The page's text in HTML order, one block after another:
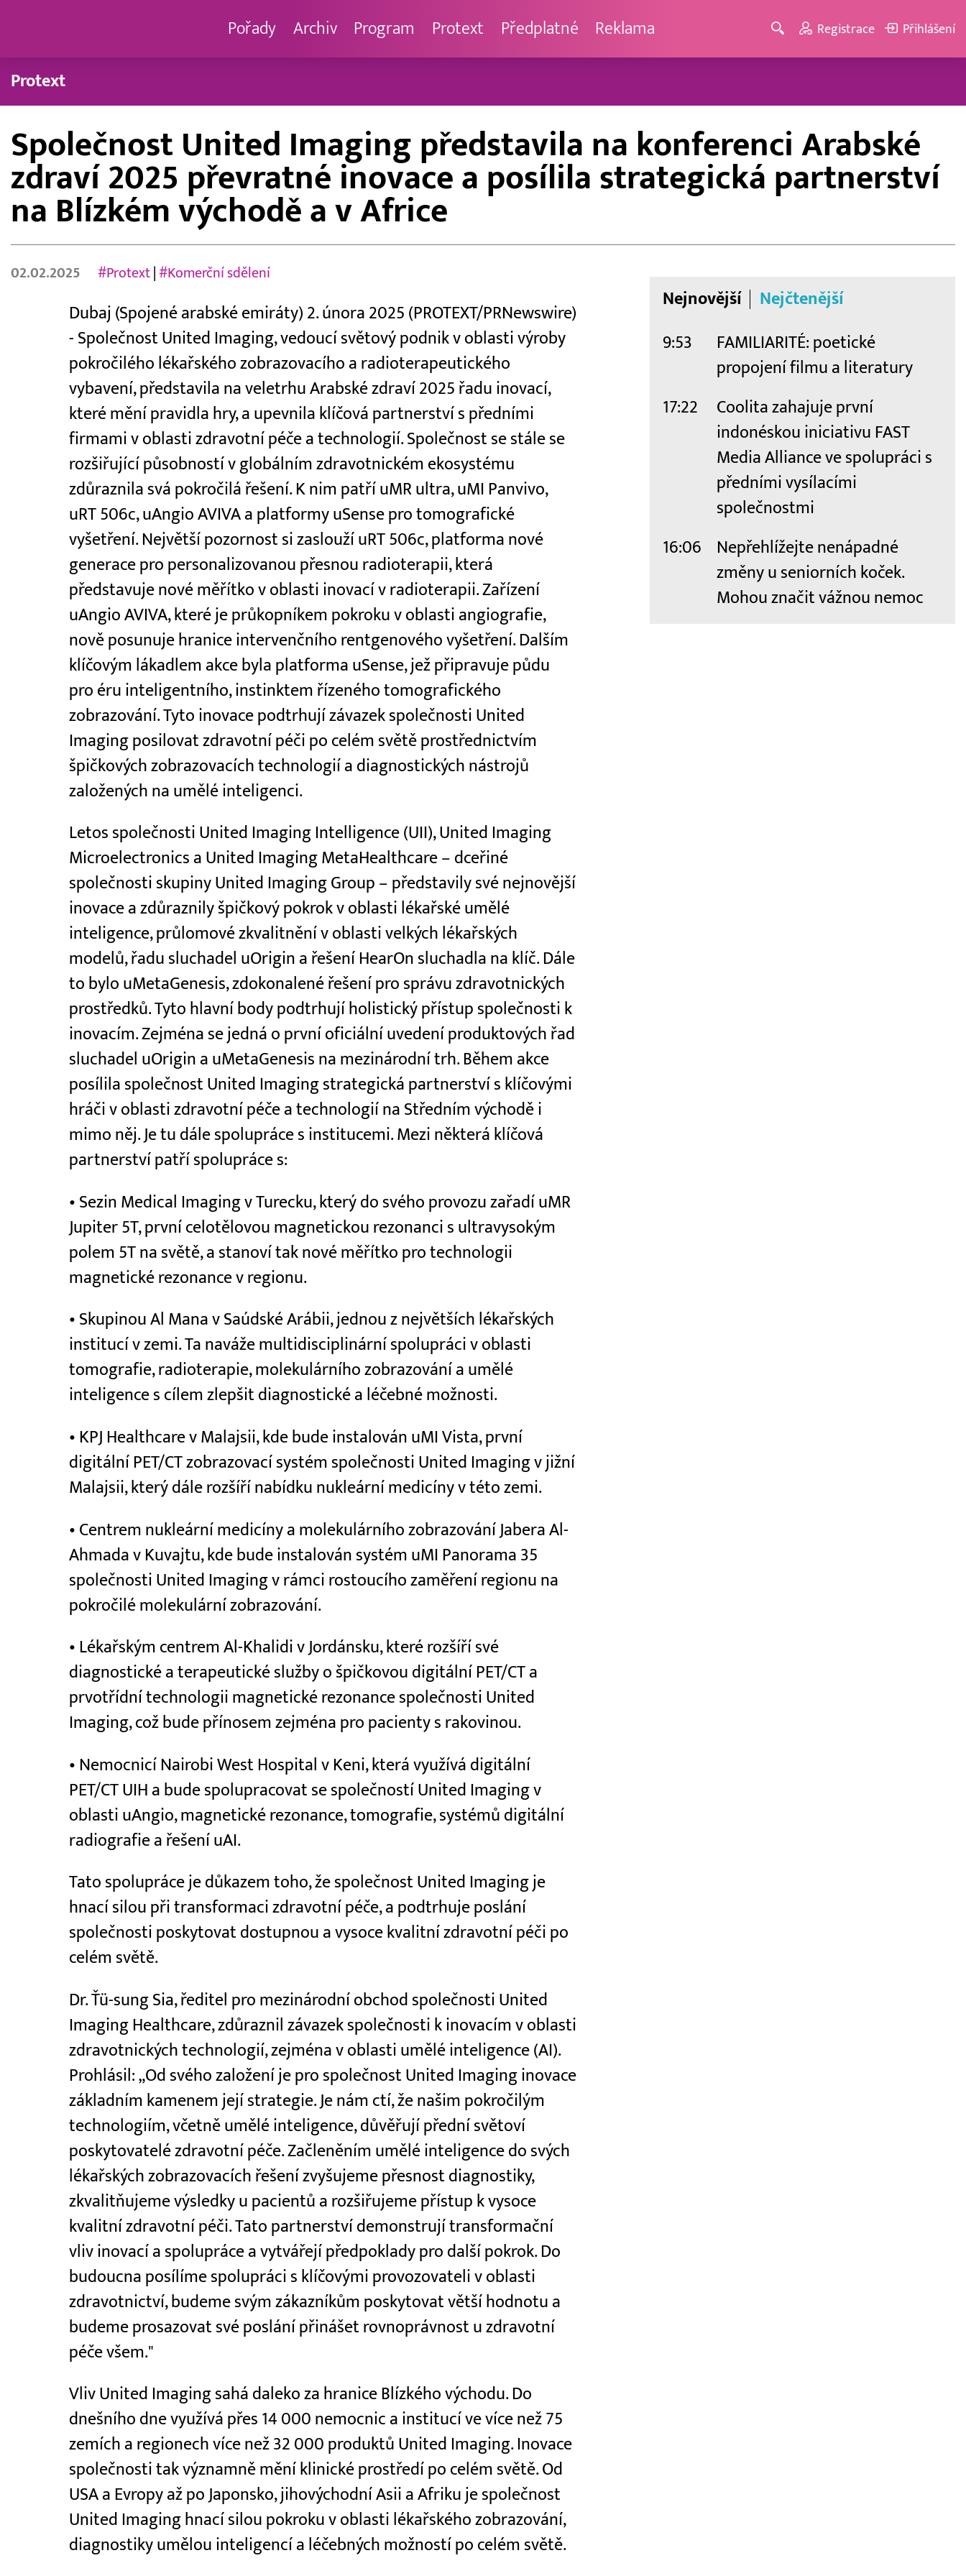
Pořady Archiv Program Protext Předplatné Reklama Registrace Přihlášení
Protext
Společnost United Imaging představila na konferenci Arabské
zdraví 2025 převratné inovace a posílila strategická partnerství
na Blízkém východě a v Africe
02.02.2025 #Protext| #Komerční sdělení
Dubaj (Spojené arabské emiráty) 2. února 2025 (PROTEXT/PRNewswire)
- Společnost United Imaging, vedoucí světový podnik v oblasti výroby
pokročilého lékařského zobrazovacího a radioterapeutického
vybavení, představila na veletrhu Arabské zdraví 2025 řadu inovací,
které mění pravidla hry, a upevnila klíčová partnerství s předními
firmami v oblasti zdravotní péče a technologií. Společnost se stále se
rozšiřující působností v globálním zdravotnickém ekosystému
zdůraznila svá pokročilá řešení. K nim patří uMR ultra, uMI Panvivo,
uRT 506c, uAngio AVIVA a platformy uSense pro tomografické
vyšetření. Největší pozornost si zaslouží uRT 506c, platforma nové
generace pro personalizovanou přesnou radioterapii, která
představuje nové měřítko v oblasti inovací v radioterapii. Zařízení
uAngio AVIVA, které je průkopníkem pokroku v oblasti angiografie,
nově posunuje hranice intervenčního rentgenového vyšetření. Dalším
klíčovým lákadlem akce byla platforma uSense, jež připravuje půdu
pro éru inteligentního, instinktem řízeného tomografického
zobrazování. Tyto inovace podtrhují závazek společnosti United
Imaging posilovat zdravotní péči po celém světě prostřednictvím
špičkových zobrazovacích technologií a diagnostických nástrojů
založených na umělé inteligenci.
Letos společnosti United Imaging Intelligence (UII), United Imaging
Microelectronics a United Imaging MetaHealthcare – dceřiné
společnosti skupiny United Imaging Group – představily své nejnovější
inovace a zdůraznily špičkový pokrok v oblasti lékařské umělé
inteligence, průlomové zkvalitnění v oblasti velkých lékařských
modelů, řadu sluchadel uOrigin a řešení HearOn sluchadla na klíč. Dále
to bylo uMetaGenesis, zdokonalené řešení pro správu zdravotnických
prostředků. Tyto hlavní body podtrhují holistický přístup společnosti k
inovacím. Zejména se jedná o první oficiální uvedení produktových řad
sluchadel uOrigin a uMetaGenesis na mezinárodní trh. Během akce
posílila společnost United Imaging strategická partnerství s klíčovými
hráči v oblasti zdravotní péče a technologií na Středním východě i
mimo něj. Je tu dále spolupráce s institucemi. Mezi některá klíčová
partnerství patří spolupráce s:
• Sezin Medical Imaging v Turecku, který do svého provozu zařadí uMR
Jupiter 5T, první celotělovou magnetickou rezonanci s ultravysokým
polem 5T na světě, a stanoví tak nové měřítko pro technologii
magnetické rezonance v regionu.
• Skupinou Al Mana v Saúdské Arábii, jednou z největších lékařských
institucí v zemi. Ta naváže multidisciplinární spolupráci v oblasti
tomografie, radioterapie, molekulárního zobrazování a umělé
inteligence s cílem zlepšit diagnostické a léčebné možnosti.
• KPJ Healthcare v Malajsii, kde bude instalován uMI Vista, první
digitální PET/CT zobrazovací systém společnosti United Imaging v jižní
Malajsii, který dále rozšíří nabídku nukleární medicíny v této zemi.
• Centrem nukleární medicíny a molekulárního zobrazování Jabera Al-
Ahmada v Kuvajtu, kde bude instalován systém uMI Panorama 35
společnosti United Imaging v rámci rostoucího zaměření regionu na
pokročilé molekulární zobrazování.
• Lékařským centrem Al-Khalidi v Jordánsku, které rozšíří své
diagnostické a terapeutické služby o špičkovou digitální PET/CT a
prvotřídní technologii magnetické rezonance společnosti United
Imaging, což bude přínosem zejména pro pacienty s rakovinou.
• Nemocnicí Nairobi West Hospital v Keni, která využívá digitální
PET/CT UIH a bude spolupracovat se společností United Imaging v
oblasti uAngio, magnetické rezonance, tomografie, systémů digitální
radiografie a řešení uAI.
Tato spolupráce je důkazem toho, že společnost United Imaging je
hnací silou při transformaci zdravotní péče, a podtrhuje poslání
společnosti poskytovat dostupnou a vysoce kvalitní zdravotní péči po
celém světě.
Dr. Ťü-sung Sia, ředitel pro mezinárodní obchod společnosti United
Imaging Healthcare, zdůraznil závazek společnosti k inovacím v oblasti
zdravotnických technologií, zejména v oblasti umělé inteligence (AI).
Prohlásil: „Od svého založení je pro společnost United Imaging inovace
základním kamenem její strategie. Je nám ctí, že našim pokročilým
technologiím, včetně umělé inteligence, důvěřují přední světoví
poskytovatelé zdravotní péče. Začleněním umělé inteligence do svých
lékařských zobrazovacích řešení zvyšujeme přesnost diagnostiky,
zkvalitňujeme výsledky u pacientů a rozšiřujeme přístup k vysoce
kvalitní zdravotní péči. Tato partnerství demonstrují transformační
vliv inovací a spolupráce a vytvářejí předpoklady pro další pokrok. Do
budoucna posílíme spolupráci s klíčovými provozovateli v oblasti
zdravotnictví, budeme svým zákazníkům poskytovat větší hodnotu a
budeme prosazovat své poslání přinášet rovnoprávnost u zdravotní
péče všem."
Vliv United Imaging sahá daleko za hranice Blízkého východu. Do
dnešního dne využívá přes 14 000 nemocnic a institucí ve více než 75
zemích a regionech více než 32 000 produktů United Imaging. Inovace
společnosti tak významně mění klinické prostředí po celém světě. Od
USA a Evropy až po Japonsko, jihovýchodní Asii a Afriku je společnost
United Imaging hnací silou pokroku v oblasti lékařského zobrazování,
diagnostiky umělou inteligencí a léčebných možností po celém světě.
Nejnovější Nejčtenější
9:53
FAMILIARITÉ: poetické
propojení filmu a literatury
17:22
Coolita zahajuje první
indonéskou iniciativu FAST
Media Alliance ve spolupráci s
předními vysílacími
společnostmi
16:06
Nepřehlížejte nenápadné
změny u seniorních koček.
Mohou značit vážnou nemoc